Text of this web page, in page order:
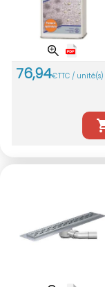
76,94€TTC / unité(s)